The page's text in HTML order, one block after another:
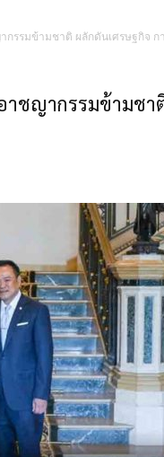
รรมข้ามชาติ ผลักดันเศรษฐกิจ ก
าชญากรรมข้ามช